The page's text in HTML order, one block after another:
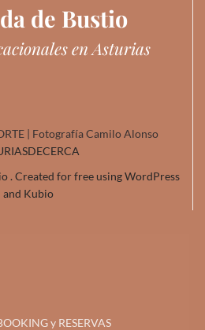
de Bustio
en Asturias
| Fotografía Camilo Alonso
. Created for free using WordPress
and Kubio
y RESERVAS